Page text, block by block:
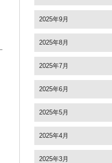
2025年9月
2025年8月
2025年7月
2025年6月
2025年5月
2025年4月
2025年3月